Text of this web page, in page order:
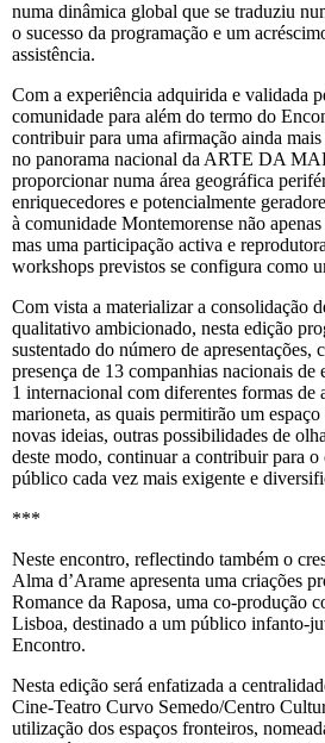
numa dinâmica global que se traduziu
o sucesso da programação e um
assistência.
Com a experiência adquirida e validada
comunidade para além do termo do
contribuir para uma afirmação ainda
no panorama nacional da ARTE DA
proporcionar numa área geográfica
enriquecedores e potencialmente
à comunidade Montemorense não
mas uma participação activa e
workshops previstos se configura como
Com vista a materializar a consolidação
qualitativo ambicionado, nesta edição
sustentado do número de apresentações,
presença de 13 companhias nacionais de
1 internacional com diferentes formas de
marioneta, as quais permitirão um
novas ideias, outras possibilidades de
deste modo, continuar a contribuir para o
público cada vez mais exigente e
***
Neste encontro, reflectindo também o
Alma d’Arame apresenta uma criações
Romance da Raposa, uma co-produção
Lisboa, destinado a um público infanto-
Encontro.
Nesta edição será enfatizada a
Cine-Teatro Curvo Semedo/Centro
utilização dos espaços fronteiros,